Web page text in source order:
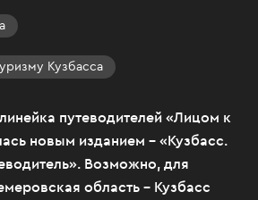
Кузбасса
путеводителей «Лицом к
новым изданием – «Кузбасс.
Возможно, для
область – Кузбасс